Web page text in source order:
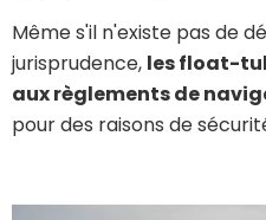
Même s'il n'existe pas de
jurisprudence, les float-
aux règlements de
pour des raisons de